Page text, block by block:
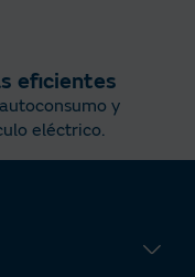
eficientes
y
eléctrico.